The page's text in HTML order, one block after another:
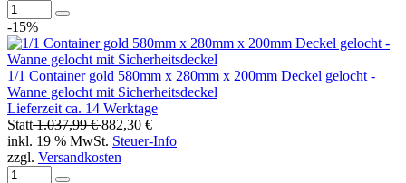
-15%
1/1 Container gold 580mm x 280mm x 200mm Deckel gelocht -
Wanne gelocht mit Sicherheitsdeckel
Lieferzeit ca. 14 Werktage
Statt1.037,99 €882,30 €
inkl. 19 % MwSt. Steuer-Info
zzgl. Versandkosten